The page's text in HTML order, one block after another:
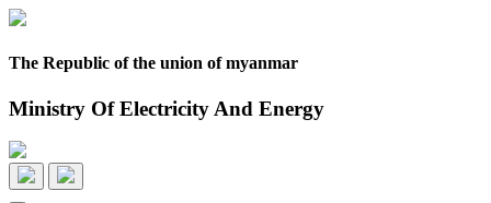
The Republic of the union of myanmar
Ministry Of Electricity And Energy